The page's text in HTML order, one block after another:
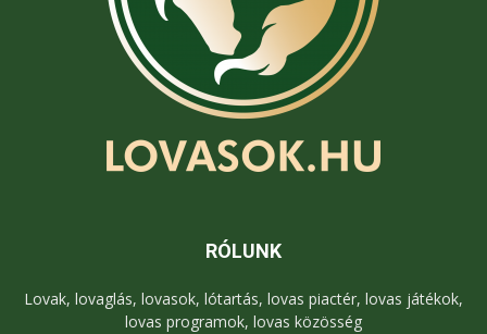
RÓLUNK
Lovak, lovaglás, lovasok, lótartás, lovas piactér, lovas játékok,
lovas programok, lovas közösség